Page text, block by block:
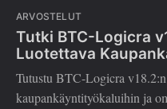
ARVOSTELUT
Tutki BTC-Logicra
Luotettava
Tutustu BTC-Logicra
kaupankäyntityökaluihin ja